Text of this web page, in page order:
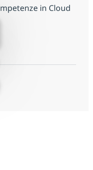
in Cloud
Consultant in
Advisory Consultant in
notificación de